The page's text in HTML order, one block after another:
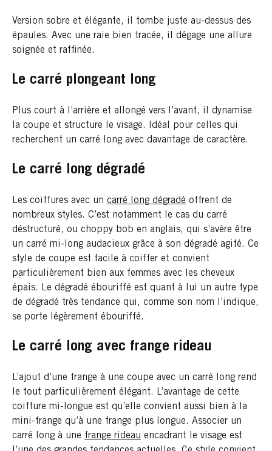
Version sobre et élégante, il tombe juste au-dessus des
épaules. Avec une raie bien tracée, il dégage une allure
soignée et raffinée.
Le carré plongeant long
Plus court à l’arrière et allongé vers l’avant, il dynamise
la coupe et structure le visage. Idéal pour celles qui
recherchent un carré long avec davantage de caractère.
Le carré long dégradé
Les coiffures avec un ​​ carré long dégradé offrent de
nombreux styles. C’est notamment le cas du carré
déstructuré, ou choppy bob en anglais, qui s’avère être
un carré mi-long audacieux grâce à son dégradé agité. Ce
style de coupe est facile à coiffer et convient
particulièrement bien aux femmes avec les cheveux
épais. Le dégradé ébouriffé est quant à lui un autre type
de dégradé très tendance qui, comme son nom l’indique,
se porte légèrement ébouriffé.
Le carré long avec frange rideau
L’ajout d’une frange à une coupe avec un carré long rend
le tout particulièrement élégant. L’avantage de cette
coiffure mi-longue est qu’elle convient aussi bien à la
mini-frange qu’à une frange plus longue. Associer un
carré long à une​​ frange rideau encadrant le visage est